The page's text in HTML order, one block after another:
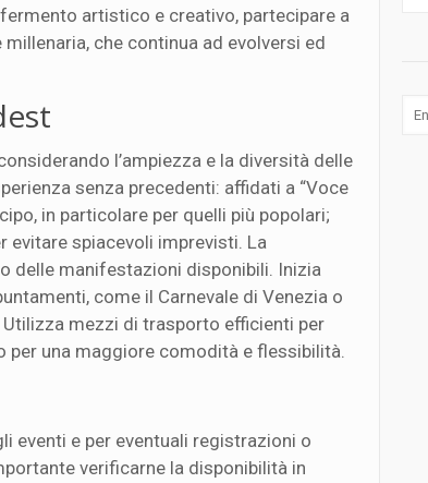
artistico e creativo, partecipare a
che continua ad evolversi ed
l’ampiezza e la diversità delle
senza precedenti: affidati a “Voce
in particolare per quelli più popolari;
evitare spiacevoli imprevisti. La
delle manifestazioni disponibili. Inizia
come il Carnevale di Venezia o
mezzi di trasporto efficienti per
per una maggiore comodità e flessibilità.
eventi e per eventuali registrazioni o
verificarne la disponibilità in